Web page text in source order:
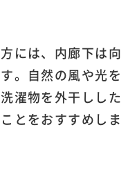
には、内廊下は向
。自然の風や光を
濯物を外干しした
とをおすすめしま